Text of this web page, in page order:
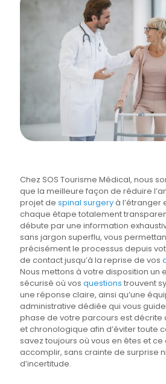
Chez SOS Tourisme Médical, nous
que la meilleure façon de réduire
projet de spinal surgeryà l’étranger
chaque étape totalement
débute par une information
sans jargon superflu, vous
précisément le processus depuis
de contact jusqu’à la reprise de vos
Nous mettons à votre disposition un
sécurisé où vos questions trouvent
une réponse claire, ainsi qu’une
administrative dédiée qui vous
phase de votre parcours est décrite
et chronologique afin d’éviter toute
savez toujours où vous en êtes et ce
accomplir, sans crainte de surprise
d’incertitude.